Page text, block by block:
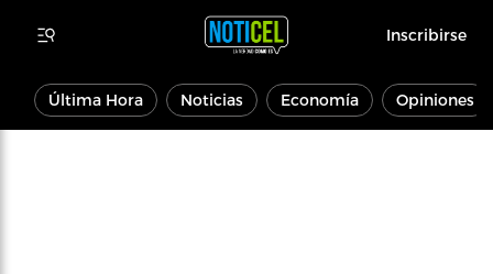
Inscribirse
Última Hora Noticias Economía Opiniones